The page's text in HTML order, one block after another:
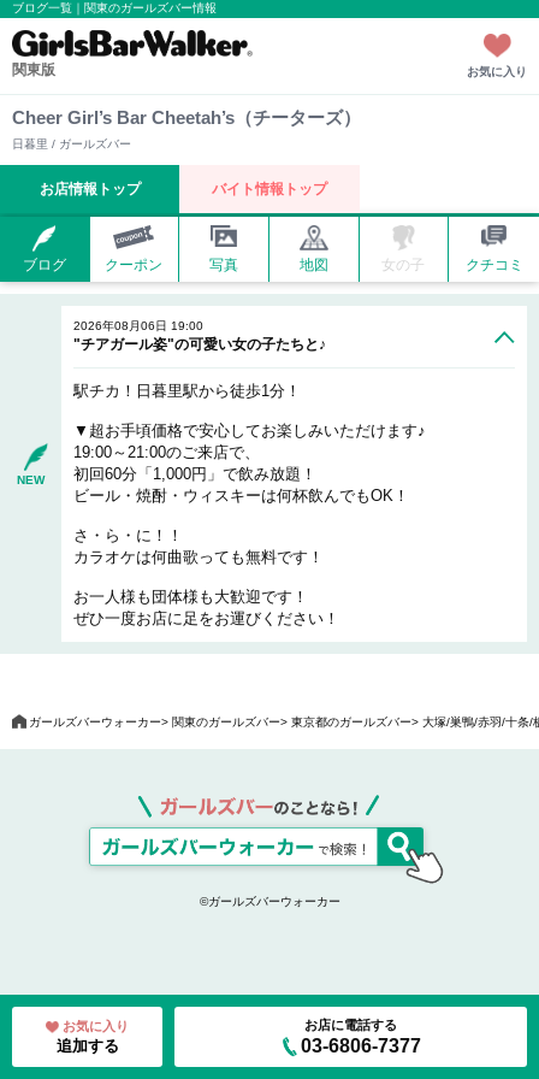
ブログ一覧｜関東のガールズバー情報
関東版 お気に入り
Cheer Girl’s Bar Cheetah’s（チーターズ）
日暮里 / ガールズバー
お店情報トップ バイト情報トップ
ブログ クーポン 写真 地図 女の子 クチコミ
NEW
2026年08月06日 19:00
"チアガール姿"の可愛い女の子たちと♪
駅チカ！日暮里駅から徒歩1分！
▼超お手頃価格で安心してお楽しみいただけます♪
19:00～21:00のご来店で、
初回60分「1,000円」で飲み放題！
ビール・焼酎・ウィスキーは何杯飲んでもOK！
さ・ら・に！！
カラオケは何曲歌っても無料です！
お一人様も団体様も大歓迎です！
ぜひ一度お店に足をお運びください！
お気に入り
追加する
お店に電話する
03-6806-7377
ガールズバーウォーカー 関東のガールズバー 東京都のガールズバー 大塚/巣鴨/赤羽/十条/
©ガールズバーウォーカー